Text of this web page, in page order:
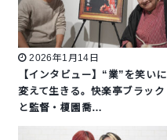
2026年1月14日
【インタビュー】“業”を笑いに
変えて生きる。快楽亭ブラック
と監督・榎園喬…